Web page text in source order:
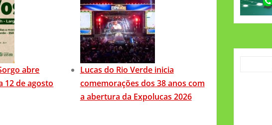
abre
12 de agosto
Lucas do Rio Verde inicia
comemorações dos 38 anos com
a abertura da Expolucas 2026